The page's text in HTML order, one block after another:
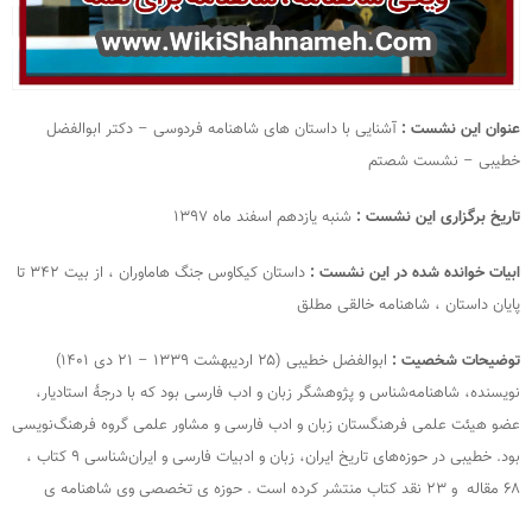
عنوان این نشست : آشنایی با داستان های شاهنامه فردوسی – دکتر ابوالفضل
خطیبی – نشست شصتم
تاریخ برگزاری این نشست : شنبه یازدهم اسفند ماه ۱۳۹۷
ابیات خوانده شده در این نشست :
داستان کیکاوس جنگ هاماوران ، از بیت ۳۴۲ تا
پایان داستان ، شاهنامه خالقی مطلق
توضیحات شخصیت :
ابوالفضل خطیبی (۲۵ اردیبهشت ۱۳۳۹ – ۲۱ دی ۱۴۰۱)
نویسنده، شاهنامه‌شناس و پژوهشگر زبان و ادب فارسی بود که با درجهٔ استادیار،
عضو هیئت علمی فرهنگستان زبان و ادب فارسی و مشاور علمی گروه فرهنگ‌نویسی
بود. خطیبی در حوزه‌های تاریخ ایران، زبان و ادبیات فارسی و ایران‌شناسی ۹ کتاب ،
۶۸ مقاله و ۲۳ نقد کتاب منتشر کرده است . حوزه­ ی تخصصی وی شاهنامه ­ی